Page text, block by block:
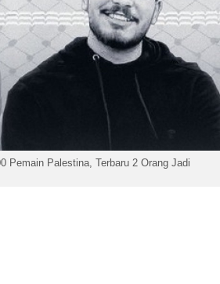
Pemain Palestina, Terbaru 2 Orang Jadi